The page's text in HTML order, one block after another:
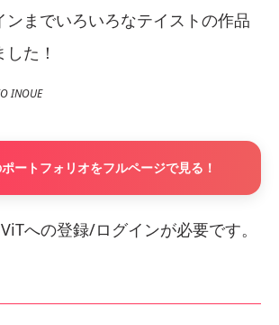
ンまでいろいろなテイストの作品
た！
INOUE
ートフォリオをフルページで見る！
への登録/ログインが必要です。